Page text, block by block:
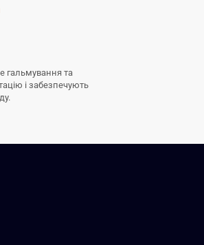
гальмування та
і забезпечують